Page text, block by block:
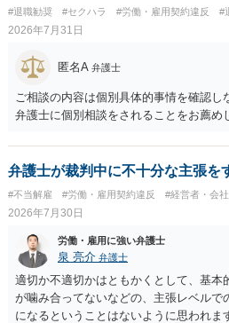
#退職勧奨 #セクハラ #労働・雇用契約違反 #
2026年7月31日
匿名A 弁護士
ご相談の内容は個別具体的事情を確認
弁護士に個別相談をされることをお薦め
弁護士が裁判中に不十分な主張を
#不当解雇 #労働・雇用契約違反 #経営者・会
2026年7月30日
労働・雇用に強い弁護士
泉 亮介 弁護士
適切か不適切かはともかくとして、基
が噛み合ってないなどの、主張レベルで
になるということはないように思われま